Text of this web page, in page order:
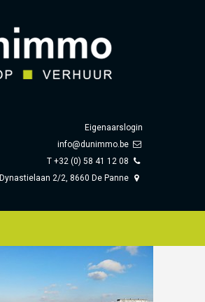
Eigenaarslogin
info@dunimmo.be
T +32 (0) 58 41 12 08
Dynastielaan 2/2, 8660 De Panne